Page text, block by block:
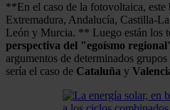
**En el caso de la fotovoltaica, este
Extremadura, Andalucía, Castilla-
León y Murcia. ** Luego están los
perspectiva del "egoísmo
argumentos de determinados
sería el caso de Cataluña y